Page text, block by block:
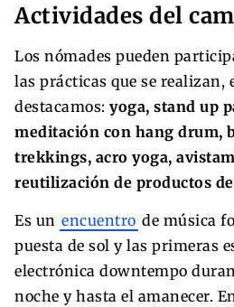
Actividades del
Los nómades pueden
las prácticas que se realizan,
destacamos: yoga, stand up
meditación con hang drum,
trekkings, acro yoga,
reutilización de productos
Es un encuentro de música
puesta de sol y las primeras
electrónica downtempo
noche y hasta el amanecer.